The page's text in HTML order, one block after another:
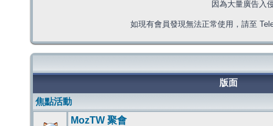
因為大量廣告入
如現有會員發現無法正常使用，請至
版面
焦點活動
MozTW 聚會